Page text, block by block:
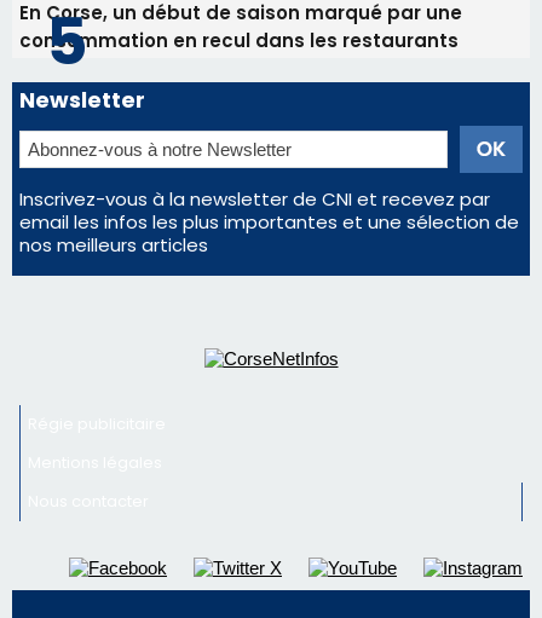
En Corse, un début de saison marqué par une
consommation en recul dans les restaurants
Newsletter
Inscrivez-vous à la newsletter de CNI et recevez par
email les infos les plus importantes et une sélection de
nos meilleurs articles